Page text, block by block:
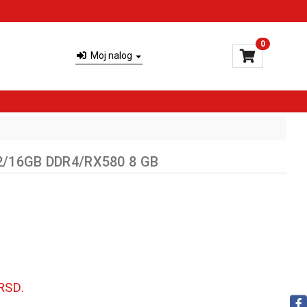
Moj nalog
0
DDR4/RX580 8 GB